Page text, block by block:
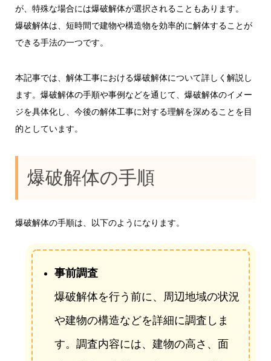
が、特殊な場合には爆破解体が選択されることもあります。
爆破解体は、短時間で建物や構造物を効率的に解体することが
できる手法の一つです。
本記事では、解体工事における爆破解体について詳しく解説し
ます。爆破解体の手順や事例などを通じて、爆破解体のイメー
ジを具体化し、今後の解体工事に対する理解を深めることを目
的としています。
爆破解体の手順
爆破解体の手順は、以下のようになります。
事前調査
爆破解体を行う前に、周辺地域の状況
や建物の構造などを詳細に調査しま
す。調査内容には、建物の高さ、面